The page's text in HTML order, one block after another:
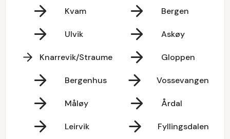
Kvam Bergen
Ulvik Askøy
Knarrevik/Straume Gloppen
Bergenhus Vossevangen
Måløy Årdal
Leirvik Fyllingsdalen